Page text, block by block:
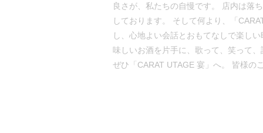
良さが、私たちの自慢です。 店内は落
しております。 そして何より、「
し、心地よい会話とおもてなしで楽し
味しいお酒を片手に、歌って、笑って
ぜひ「CARAT UTAGE 宴」へ。 皆様の